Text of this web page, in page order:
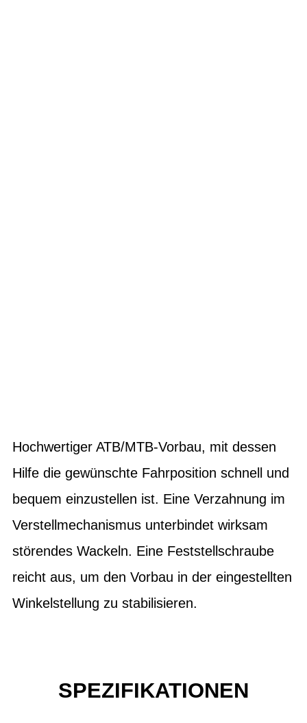
Hochwertiger ATB/MTB-Vorbau, mit dessen
Hilfe die gewünschte Fahrposition schnell und
bequem einzustellen ist. Eine Verzahnung im
Verstellmechanismus unterbindet wirksam
störendes Wackeln. Eine Feststellschraube
reicht aus, um den Vorbau in der eingestellten
Winkelstellung zu stabilisieren.
SPEZIFIKATIONEN